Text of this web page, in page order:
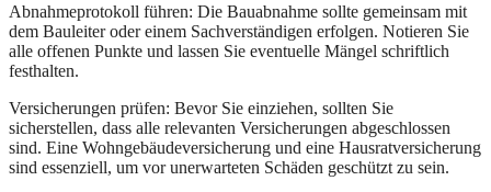
Abnahmeprotokoll führen: Die Bauabnahme sollte gemeinsam mit
dem Bauleiter oder einem Sachverständigen erfolgen. Notieren Sie
alle offenen Punkte und lassen Sie eventuelle Mängel schriftlich
festhalten.
Versicherungen prüfen: Bevor Sie einziehen, sollten Sie
sicherstellen, dass alle relevanten Versicherungen abgeschlossen
sind. Eine Wohngebäudeversicherung und eine Hausratversicherung
sind essenziell, um vor unerwarteten Schäden geschützt zu sein.